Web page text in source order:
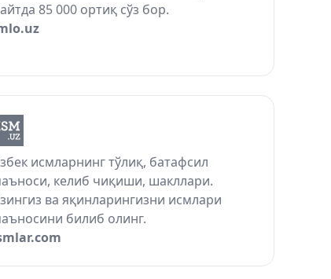
85 000 ортиқ сўз бор.
исмларнинг тўлиқ, батафсил
келиб чиқиши, шакллари.
ва яқинларингизни исмлари
билиб олинг.